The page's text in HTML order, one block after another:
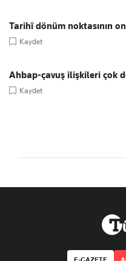
Tarihî dönüm noktasının
Kaydet
Ahbap-çavuş ilişkileri çok
Kaydet